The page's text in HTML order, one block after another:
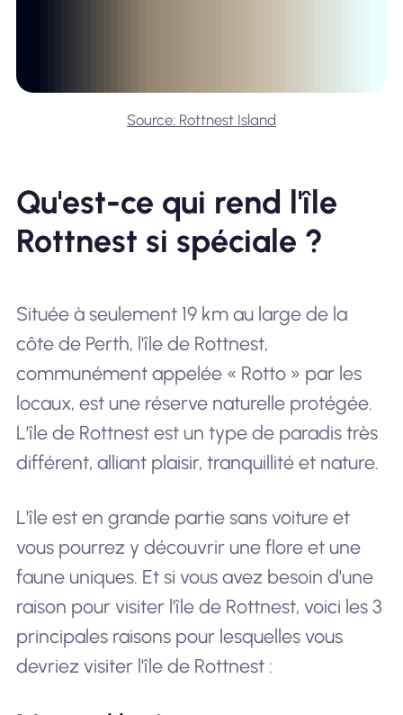
Source: Rottnest Island
Qu'est-ce qui rend l'île
Rottnest si spéciale ?
Située à seulement 19 km au large de la
côte de Perth, l'île de Rottnest,
communément appelée « Rotto » par les
locaux, est une réserve naturelle protégée.
L'île de Rottnest est un type de paradis très
différent, alliant plaisir, tranquillité et nature.
L'île est en grande partie sans voiture et
vous pourrez y découvrir une flore et une
faune uniques. Et si vous avez besoin d'une
raison pour visiter l'île de Rottnest, voici les 3
principales raisons pour lesquelles vous
devriez visiter l'île de Rottnest :